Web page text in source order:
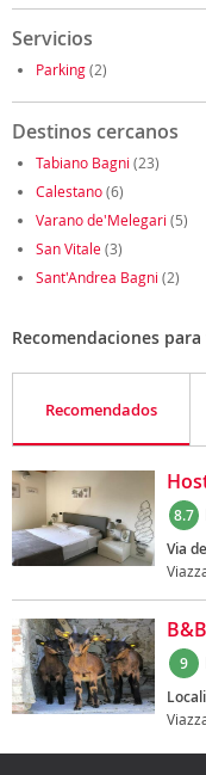
Servicios
Parking(2)
Destinos cercanos
Tabiano Bagni (23)
Calestano(6)
Varano de'Melegari (5)
San Vitale(3)
Sant'Andrea Bagni (2)
Recomendaciones
Recomendados
8.7
Via
9